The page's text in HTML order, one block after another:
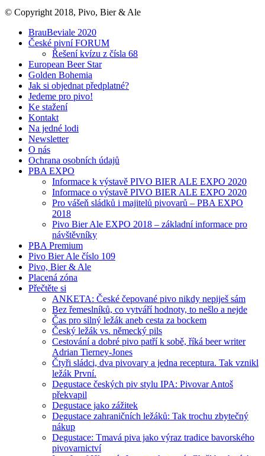
© Copyright 2018, Pivo, Bier & Ale
BrauBeviale 2020
České pivní FORUM
Řešení kvízu z čísla 68
European Beer Star
Golden Bohemia
Jak si objednat předplatné?
Jedeme pro pivo!
Ke stažení
Kontakt
Na jedné lodi
Newsletter
O nás
Ochrana osobních údajů
PBA EXPO
Informace k výstavě PIVO BIER ALE EXPO 2020
Informace o výstavě PIVO BIER ALE EXPO 2020
Pro vášeň sládků i majitelů pivovarů – PBA EXPO
2018
Pivo Bier Ale EXPO 2018 – základní informace pro
návštěvníky
PBA Premium
Pivo Bier Ale číslo 109
Pivo, Bier & Ale
Placená zóna
Přečtěte si
ANKETA: České čepované pivo nikdy nepiješ sám
Bez řemeslníků, co vytváří hodnoty, to nešlo a nejde
Čas pro silný ležák aneb cesta za bockem
Český ležák vs. německý pils
Cestování a dobré pivo patří k sobě, říká beer writer
Adrian Tierney-Jones
Čtyři sládci, dva pivovary a jedna receptura. Tak vznikl
ležák První.
Degustace českých piv stylu IPA: Pivovar Antoš
překvapil
Degustace jako zážitek
Degustace zahraničních ležáků: Tak trochu zbytečný
nákup
Degustace: Tmavá piva jako výraz tradice bavorského
pivovarnictví